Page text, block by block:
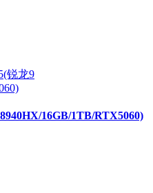
16GB/1TB/RTX5060)